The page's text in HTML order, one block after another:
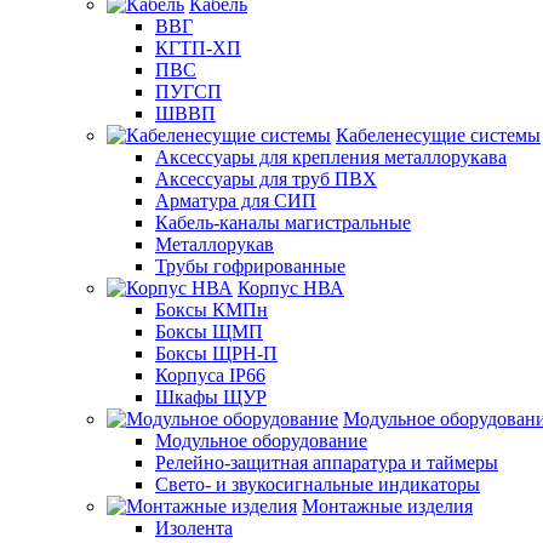
ВВГ
КГТП-ХП
ПВС
ПУГСП
ШВВП
Кабеленесущие системы
Аксессуары для крепления металлорукава
Аксессуары для труб ПВХ
Арматура для СИП
Кабель-каналы магистральные
Металлорукав
Трубы гофрированные
Корпус НВА
Боксы КМПн
Боксы ЩМП
Боксы ЩРН-П
Корпуса IP66
Шкафы ЩУР
Модульное
Модульное оборудование
Релейно-защитная аппаратура и таймеры
Свето- и звукосигнальные индикаторы
Монтажные изделия
Изолента